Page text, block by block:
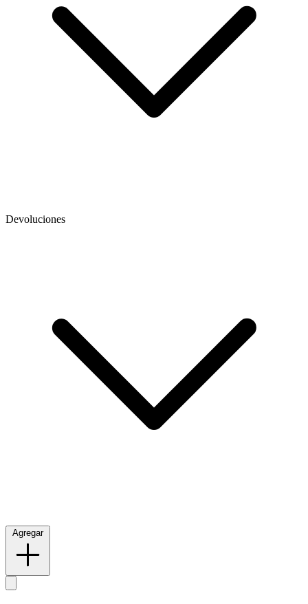
Devoluciones
Agregar